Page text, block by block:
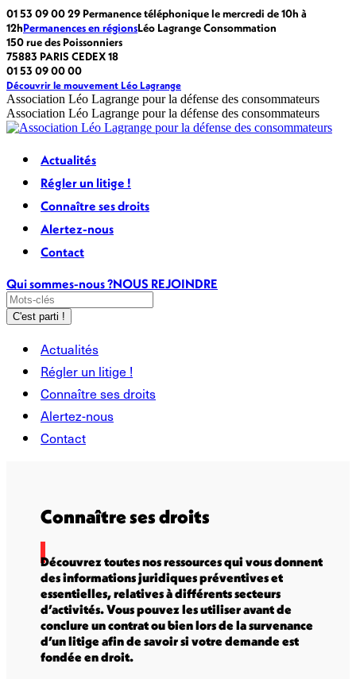
Passer
au
contenu
La
page
Facebook
s'ouvre
dans
une
nouvelle
fenêtre
La
page
LinkedIn
s'ouvre
dans
une
nouvelle
fenêtre
La
page
X
s'ouvre
dans
une
nouvelle
fenêtre
La
page
Instagram
s'ouvre
dans
une
nouvelle
fenêtre
01 53 09 00 29 Permanence téléphonique le mercredi de 10h à
12hPermanences en régionsLéo Lagrange Consommation
150 rue des Poissonniers
75883 PARIS CEDEX 18
01 53 09 00 00
Découvrir le mouvement Léo Lagrange
Association Léo Lagrange pour la défense des consommateurs
Association Léo Lagrange pour la défense des consommateurs
Actualités
Régler un litige !
Connaître ses droits
Alertez-nous
Contact
Qui sommes-nous ?NOUS REJOINDRE
Recherche
:
Actualités
Régler un litige !
Connaître ses droits
Alertez-nous
Contact
Connaître ses droits
Découvrez toutes nos ressources qui vous donnent
des informations juridiques préventives et
essentielles, relatives à différents secteurs
d’activités. Vous pouvez les utiliser avant de
conclure un contrat ou bien lors de la survenance
d’un litige afin de savoir si votre demande est
fondée en droit.